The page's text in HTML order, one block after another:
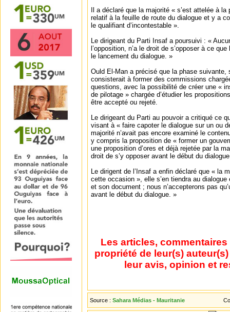
Il a déclaré que la majorité « s’est attelée à
relatif à la feuille de route du dialogue et y a
le qualifiant d’incontestable ».
Le dirigeant du Parti Insaf a poursuivi : «
l’opposition, n’a le droit de s’opposer à ce
le lancement du dialogue. »
Ould El-Man a précisé que la phase suivante,
consisterait à former des commissions
questions, avec la possibilité de créer une «
de pilotage » chargée d’étudier les
être accepté ou rejeté.
Le dirigeant du Parti au pouvoir a critiqué ce
visant à « faire capoter le dialogue sur un ou
majorité n’avait pas encore examiné le
y compris la proposition de « former un
une proposition d’ores et déjà rejetée par la
droit de s’y opposer avant le début du
Le dirigent de l’Insaf a enfin déclaré que « la
cette occasion », elle s’en tiendra au
et son document ; nous n’accepterons pas
avant le début du dialogue. »
Les articles,
propriété de leur(s)
leur avis, opinion et
Source : Sahara Médias - Mauritanie